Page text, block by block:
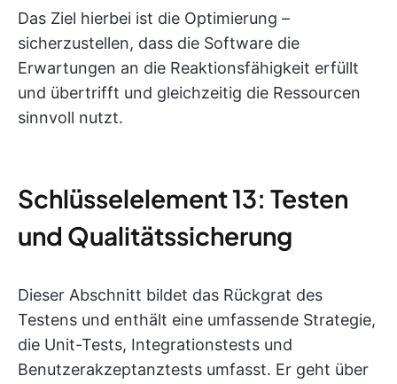
Das Ziel hierbei ist die Optimierung –
sicherzustellen, dass die Software die
Erwartungen an die Reaktionsfähigkeit erfüllt
und übertrifft und gleichzeitig die Ressourcen
sinnvoll nutzt.
Schlüsselelement 13: Testen
und Qualitätssicherung
Dieser Abschnitt bildet das Rückgrat des
Testens und enthält eine umfassende Strategie,
die Unit-Tests, Integrationstests und
Benutzerakzeptanztests umfasst. Er geht über